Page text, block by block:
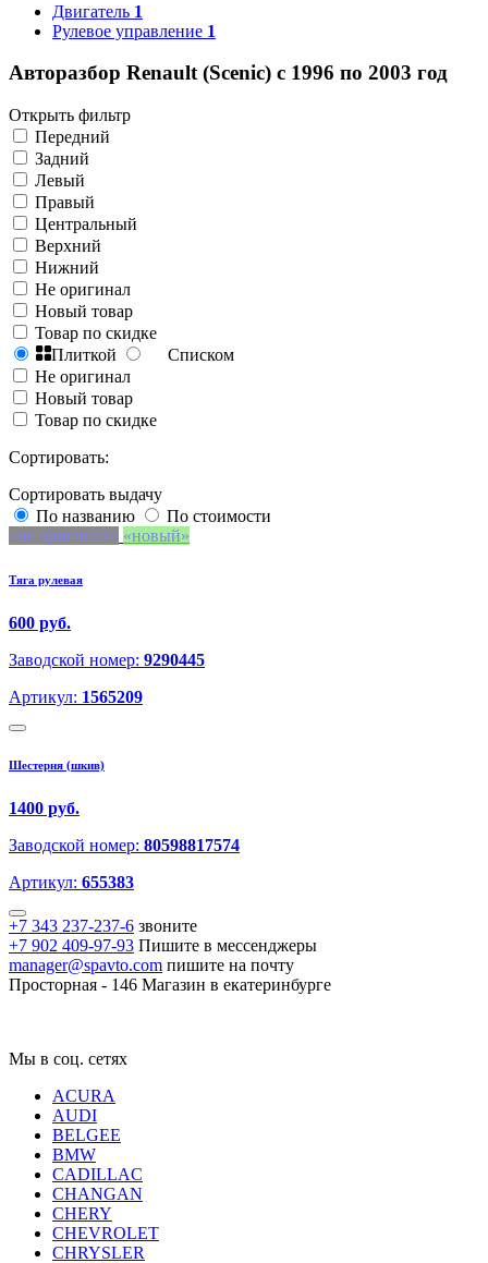
Двигатель 1
Рулевое управление 1
Авторазбор Renault (Scenic) с 1996 по 2003 год
Открыть фильтр
Передний
Задний
Левый
Правый
Центральный
Верхний
Нижний
Не оригинал
Новый товар
Товар по скидке
Плиткой
Списком
Не оригинал
Новый товар
Товар по скидке
Сортировать:
Сортировать выдачу
По названию
По стоимости
не оригинал
новый
Тяга рулевая
600 руб.
Заводской номер: 9290445
Артикул: 1565209
Шестерня (шкив)
1400 руб.
Заводской номер: 80598817574
Артикул: 655383
+7 343 237-237-6 звоните
+7 902 409-97-93 Пишите в мессенджеры
manager@spavto.com пишите на почту
Просторная - 146 Магазин в екатеринбурге
Мы в соц. сетях
ACURA
AUDI
BELGEE
BMW
CADILLAC
CHANGAN
CHERY
CHEVROLET
CHRYSLER